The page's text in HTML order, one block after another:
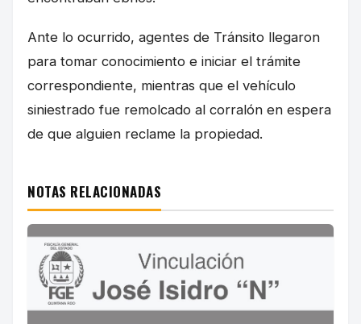
Ante lo ocurrido, agentes de Tránsito llegaron
para tomar conocimiento e iniciar el trámite
correspondiente, mientras que el vehículo
siniestrado fue remolcado al corralón en espera
de que alguien reclame la propiedad.
NOTAS RELACIONADAS